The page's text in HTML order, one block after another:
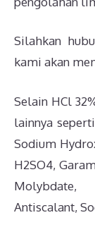
Silahkan
kami akan
Selain HCl
lainnya
Sodium
H2SO4,
Antiscalant,